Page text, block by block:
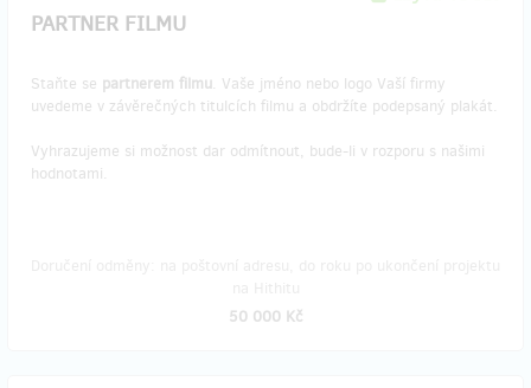
PARTNER FILMU
Staňte se partnerem filmu. Vaše jméno nebo logo Vaší firmy
uvedeme v závěrečných titulcích filmu a obdržíte podepsaný plakát.
Vyhrazujeme si možnost dar odmítnout, bude-li v rozporu s našimi
hodnotami.
50 000 Kč